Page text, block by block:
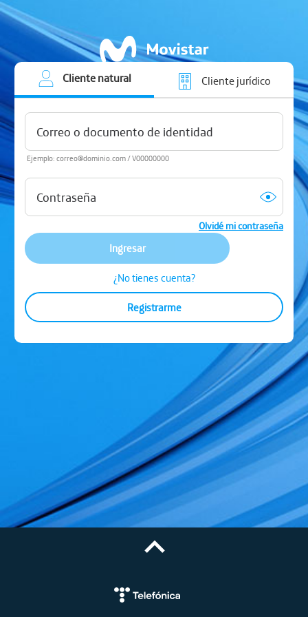
Cliente natural Cliente jurídico
Ejemplo: correo@dominio.com / V00000000
Olvidé mi contraseña
Ingresar
¿No tienes cuenta?
Registrarme